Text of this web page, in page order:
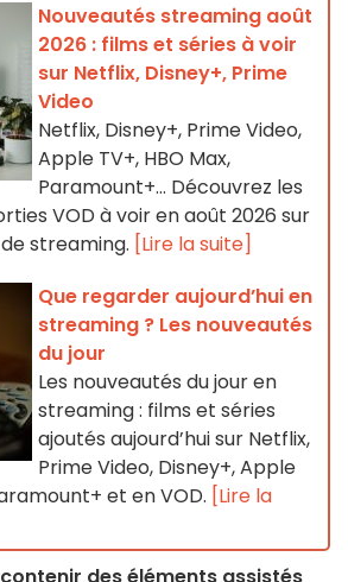
Nouveautés streaming août
2026 : films et séries à voir
sur Netflix, Disney+, Prime
Video
Netflix, Disney+, Prime Video,
Apple TV+, HBO Max,
Paramount+… Découvrez les
VOD à voir en août 2026 sur
streaming. [Lire la suite]
Que regarder aujourd’hui en
streaming ? Les nouveautés
du jour
Les nouveautés du jour en
streaming : films et séries
ajoutés aujourd’hui sur Netflix,
Prime Video, Disney+, Apple
et en VOD. [Lire la
des éléments assistés